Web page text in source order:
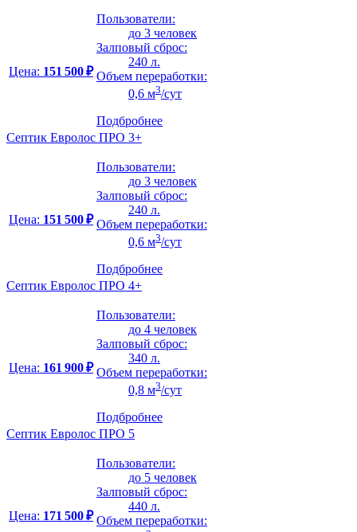
Цена: 151 500 ₽
Пользователи:
до 3 человек
Залповый сброс:
240 л.
Объем переработки:
0,6 м3/сут
Подбробнее
Септик Евролос ПРО 3+
Цена: 151 500 ₽
Пользователи:
до 3 человек
Залповый сброс:
240 л.
Объем переработки:
0,6 м3/сут
Подбробнее
Септик Евролос ПРО 4+
Цена: 161 900 ₽
Пользователи:
до 4 человек
Залповый сброс:
340 л.
Объем переработки:
0,8 м3/сут
Подбробнее
Септик Евролос ПРО 5
Цена: 171 500 ₽
Пользователи:
до 5 человек
Залповый сброс:
440 л.
Объем переработки: